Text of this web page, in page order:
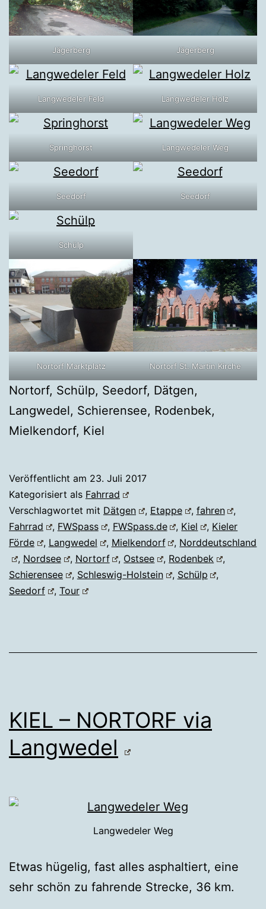
Jägerberg Jägerberg
Langwedeler Feld Langwedeler Holz
Springhorst Langwedeler Weg
Seedorf Seedorf
Schülp
Nortorf Marktplatz Nortorf St. Martin Kirche
Nortorf, Schülp, Seedorf, Dätgen,
Langwedel, Schierensee, Rodenbek,
Mielkendorf, Kiel
Veröffentlicht am 23. Juli 2017
Kategorisiert als Fahrrad
Verschlagwortet mit Dätgen , Etappe , fahren
,
Fahrrad
, FWSpass , FWSpass.de , Kiel , Kieler
Förde
, Langwedel , Mielkendorf , Norddeutschland
, Nordsee , Nortorf , Ostsee , Rodenbek
,
Schierensee
, Schleswig-Holstein , Schülp
,
Seedorf
, Tour
KIEL – NORTORF via
Langwedel
Langwedeler Weg
Etwas hügelig, fast alles asphaltiert, eine
sehr schön zu fahrende Strecke, 36 km.